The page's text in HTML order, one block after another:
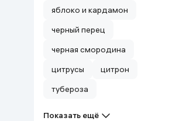
Дом и сад
Бытовая химия
яблоко и кардамон
черный перец
черная смородина
цитрусы
цитрон
тубероза
Показать ещё